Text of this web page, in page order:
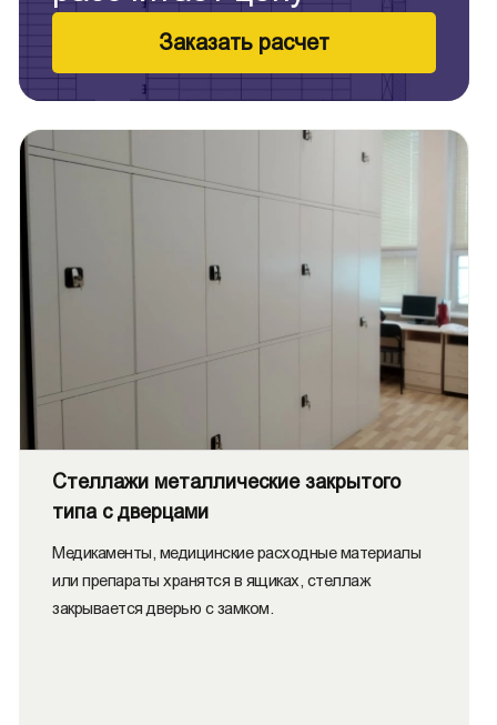
Заказать расчет
Стеллажи металлические закрытого
типа с дверцами
Медикаменты, медицинские расходные материалы
или препараты хранятся в ящиках, стеллаж
закрывается дверью с замком.